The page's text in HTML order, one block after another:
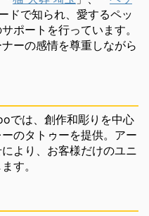
ドで知られ、愛するペッ
ポートを行っています。
ーの感情を尊重しながら
では、創作和彫りを中心
のタトゥーを提供。アー
より、お客様だけのユニ
す。